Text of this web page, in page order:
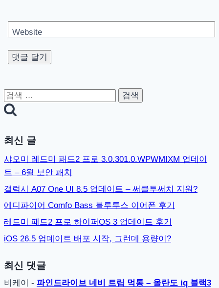
Website
검
색:
최신 글
샤오미 레드미 패드2 프로 3.0.301.0.WPWMIXM 업데이
트 – 6월 보안 패치
갤럭시 A07 One UI 8.5 업데이트 – 써클투써치 지원?
에디파이어 Comfo Bass 블루투스 이어폰 후기
레드미 패드2 프로 하이퍼OS 3 업데이트 후기
iOS 26.5 업데이트 배포 시작, 그런데 용량이?
최신 댓글
비케이 - 파인드라이브 네비 트립 먹통 – 올란도 iq 블랙3